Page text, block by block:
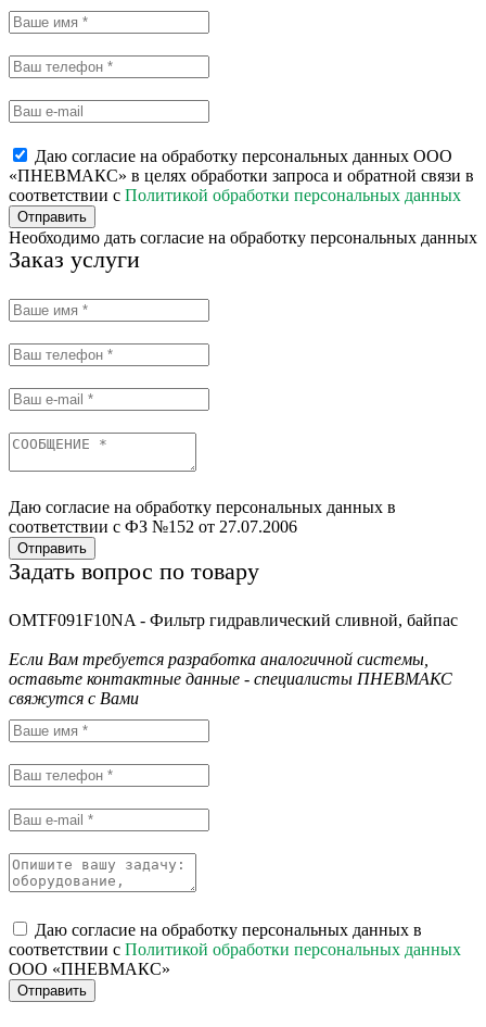
Даю согласие на обработку персональных данных ООО
«ПНЕВМАКС» в целях обработки запроса и обратной связи в
соответствии с Политикой обработки персональных данных
Отправить
Необходимо дать согласие на обработку персональных данных
Заказ услуги
Даю согласие на обработку персональных данных в
соответствии с ФЗ №152 от 27.07.2006
Отправить
Задать вопрос по товару
OMTF091F10NA - Фильтр гидравлический сливной, байпас
Если Вам требуется разработка аналогичной системы,
оставьте контактные данные - специалисты ПНЕВМАКС
свяжутся с Вами
Даю согласие на обработку персональных данных в
соответствии с Политикой обработки персональных данных
ООО «ПНЕВМАКС»
Отправить